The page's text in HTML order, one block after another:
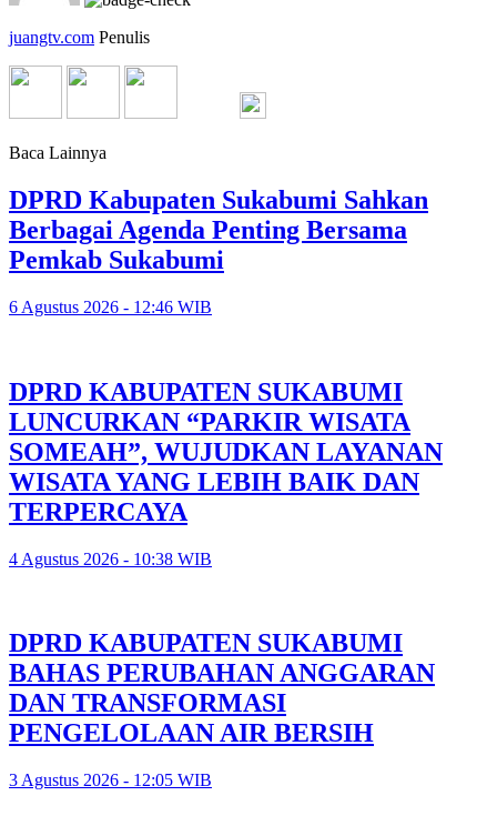
juangtv.com Penulis
Baca Lainnya
DPRD Kabupaten Sukabumi Sahkan
Berbagai Agenda Penting Bersama
Pemkab Sukabumi
6 Agustus 2026 - 12:46 WIB
DPRD KABUPATEN SUKABUMI
LUNCURKAN “PARKIR WISATA
SOMEAH”, WUJUDKAN LAYANAN
WISATA YANG LEBIH BAIK DAN
TERPERCAYA
4 Agustus 2026 - 10:38 WIB
DPRD KABUPATEN SUKABUMI
BAHAS PERUBAHAN ANGGARAN
DAN TRANSFORMASI
PENGELOLAAN AIR BERSIH
3 Agustus 2026 - 12:05 WIB